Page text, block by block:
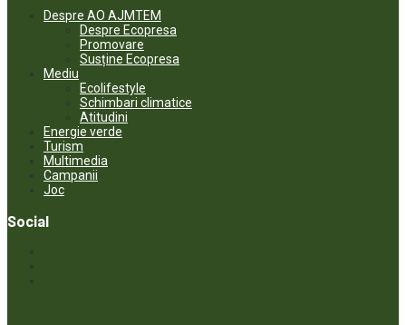
Despre AO AJMTEM
Despre Ecopresa
Promovare
Susține Ecopresa
Mediu
Ecolifestyle
Schimbari climatice
Atitudini
Energie verde
Turism
Multimedia
Campanii
Joc
Social